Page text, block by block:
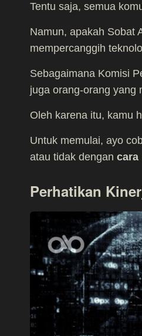
Tentu saja, semua
Namun, apakah Sobat
mempercanggih
Sebagaimana Komisi
juga orang-orang yang
Oleh karena itu, kamu
Untuk memulai, ayo
atau tidak dengan cara
Perhatikan